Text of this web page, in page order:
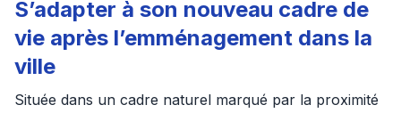
S’adapter à son nouveau cadre de
vie après l’emménagement dans la
ville
Située dans un cadre naturel marqué par la proximité